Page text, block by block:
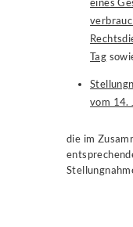
Tag
vom 14.
die im